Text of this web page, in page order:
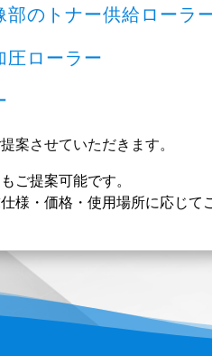
部のトナー供給ローラ
圧ローラー
案させていただきます。
ご提案可能です。
・価格・使用場所に応じて